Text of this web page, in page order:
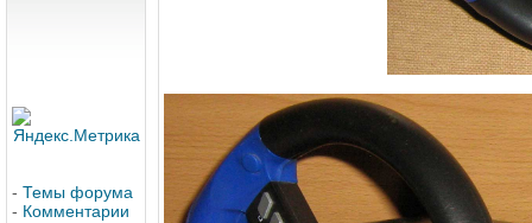
- Темы форума
- Комментарии